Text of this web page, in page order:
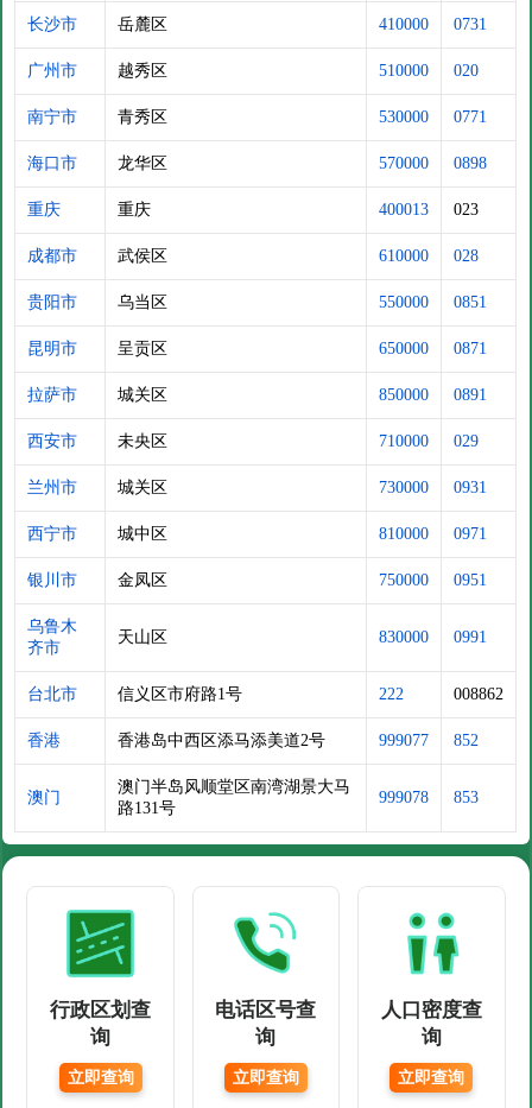
长沙市 岳麓区 410000 0731
广州市 越秀区 510000 020
南宁市 青秀区 530000 0771
海口市 龙华区 570000 0898
重庆 重庆 400013 023
成都市 武侯区 610000 028
贵阳市 乌当区 550000 0851
昆明市 呈贡区 650000 0871
拉萨市 城关区 850000 0891
西安市 未央区 710000 029
兰州市 城关区 730000 0931
西宁市 城中区 810000 0971
银川市 金凤区 750000 0951
乌鲁木
齐市
天山区 830000 0991
台北市 信义区市府路1号 222 008862
香港 香港岛中西区添马添美道2号 999077 852
澳门
澳门半岛风顺堂区南湾湖景大马
路131号
999078 853
行政区划查
询
立即查询
电话区号查
询
立即查询
人口密度查
询
立即查询